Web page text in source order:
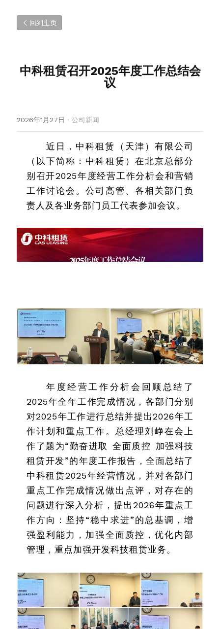
回到主页
中科租赁召开2025年度工作总结会
议
2026年1月27日 · 公司新闻
近日，中科租赁（天津）有限公司
（以下简称：中科租赁）在北京总部分
别召开2025年度经营工作分析会和营销
工作讨论会。公司高管、各相关部门负
责人及各业务部门员工代表参加会议。
年度经营工作分析会回顾总结了
2025年全年工作完成情况，各部门分别
对2025年工作进行总结并提出2026年工
作计划和重点工作。总经理刘峥在会上
作了题为“勤奋进取 全面质控 加强科技
租赁开发”的年度工作报告，全面总结了
中科租赁2025年经营情况，并对各部门
重点工作完成情况做出点评，对存在的
问题进行深入分析，提出2026年重点工
作方向：坚持“稳中求进”的总基调，增
强盈利能力，加强全面质控，优化内部
管理，重点加强开发科技租赁业务。